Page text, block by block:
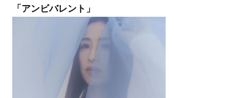
「アンビバレント」